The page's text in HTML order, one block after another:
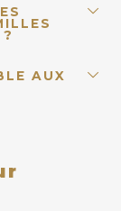
AUX